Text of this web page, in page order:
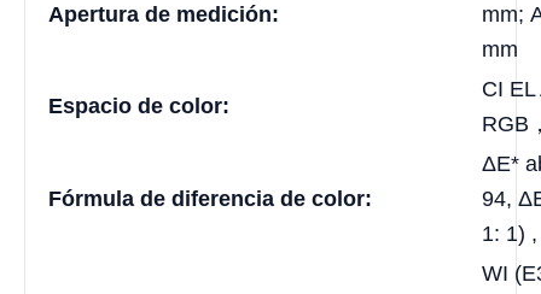
Apertura de medición:
mm;
mm
Espacio de color:
CI
RGB
Fórmula de diferencia de color:
ΔE*
94,
1: 1)
WI